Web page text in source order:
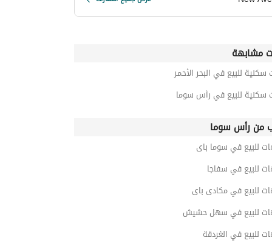
مشابهة
سكنية للبيع في البحر الأحمر
سكنية للبيع في رأس سوما
من رأس سوما
للبيع في سوما باى
للبيع في سفاجا
للبيع في مكادى باى
للبيع في سهل حشيش
للبيع في الغردقة